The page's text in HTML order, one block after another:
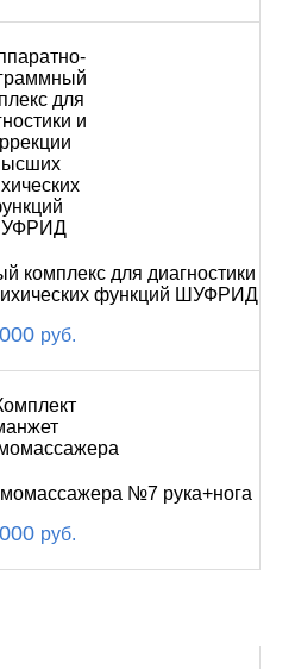
комплекс для диагностики
функций ШУФРИД
руб.
№7 рука+нога
руб.